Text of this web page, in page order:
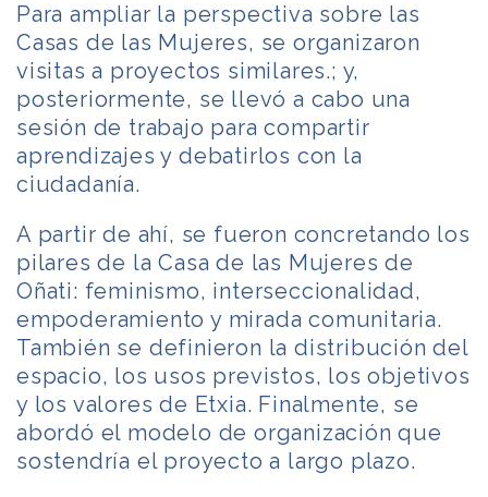
Para ampliar la perspectiva sobre las
Casas de las Mujeres, se organizaron
visitas a proyectos similares.; y,
posteriormente, se llevó a cabo una
sesión de trabajo para compartir
aprendizajes y debatirlos con la
ciudadanía.
A partir de ahí, se fueron concretando los
pilares de la Casa de las Mujeres de
Oñati: feminismo, interseccionalidad,
empoderamiento y mirada comunitaria.
También se definieron la distribución del
espacio, los usos previstos, los objetivos
y los valores de Etxia. Finalmente, se
abordó el modelo de organización que
sostendría el proyecto a largo plazo.